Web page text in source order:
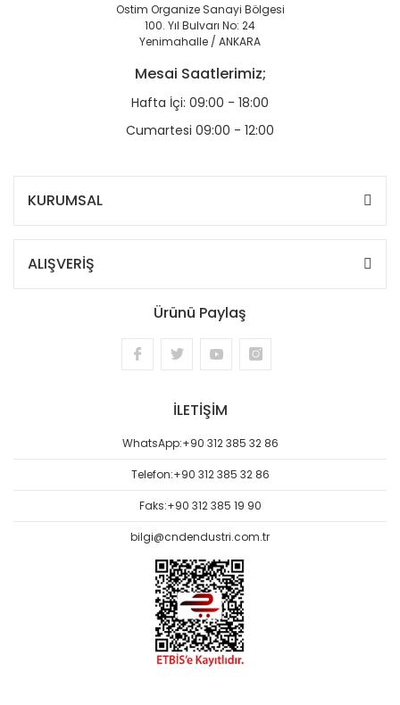
Ostim Organize Sanayi Bölgesi
100. Yıl Bulvarı No: 24
Yenimahalle / ANKARA
Mesai Saatlerimiz;
Hafta İçi: 09:00 - 18:00
Cumartesi 09:00 - 12:00
KURUMSAL
ALIŞVERİŞ
Ürünü Paylaş
İLETİŞİM
WhatsApp:+90 312 385 32 86
Telefon:+90 312 385 32 86
Faks:+90 312 385 19 90
bilgi@cndendustri.com.tr